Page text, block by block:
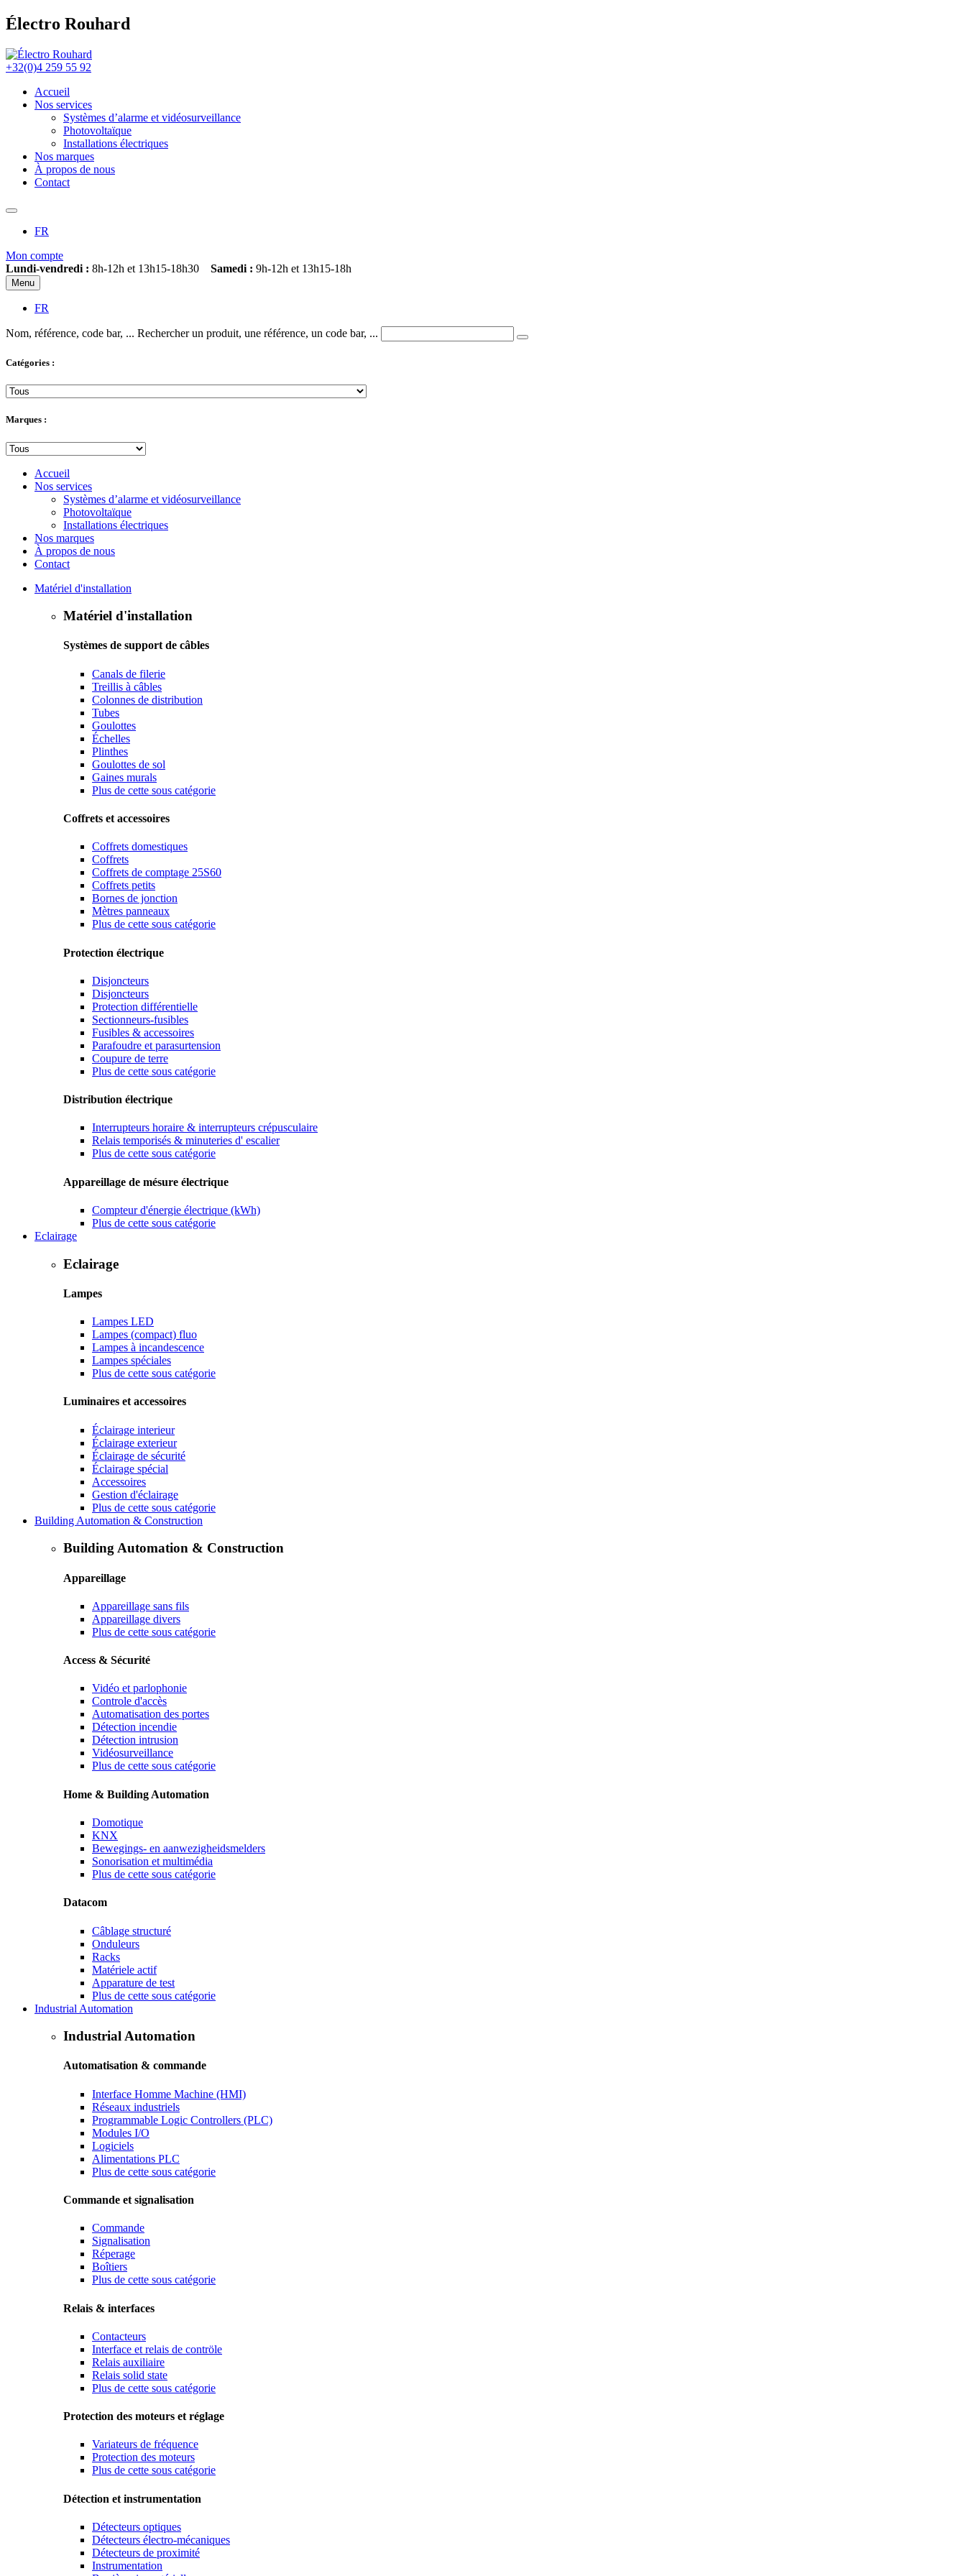
Électro Rouhard
+32(0)4 259 55 92
Accueil
Nos services
Systèmes d’alarme et vidéosurveillance
Photovoltaïque
Installations électriques
Nos marques
À propos de nous
Contact
FR
Mon compte
Lundi-vendredi : 8h-12h et 13h15-18h30 Samedi : 9h-12h et 13h15-18h
Menu
FR
Nom, référence, code bar, ... Rechercher un produit, une référence, un code bar, ...
Catégories :
Marques :
Accueil
Nos services
Systèmes d’alarme et vidéosurveillance
Photovoltaïque
Installations électriques
Nos marques
À propos de nous
Contact
Matériel d'installation
Matériel d'installation
Systèmes de support de câbles
Canals de filerie
Treillis à câbles
Colonnes de distribution
Tubes
Goulottes
Échelles
Plinthes
Goulottes de sol
Gaines murals
Plus de cette sous catégorie
Coffrets et accessoires
Coffrets domestiques
Coffrets
Coffrets de comptage 25S60
Coffrets petits
Bornes de jonction
Mètres panneaux
Plus de cette sous catégorie
Protection électrique
Disjoncteurs
Disjoncteurs
Protection différentielle
Sectionneurs-fusibles
Fusibles & accessoires
Parafoudre et parasurtension
Coupure de terre
Plus de cette sous catégorie
Distribution électrique
Interrupteurs horaire & interrupteurs crépusculaire
Relais temporisés & minuteries d' escalier
Plus de cette sous catégorie
Appareillage de mésure électrique
Compteur d'énergie électrique (kWh)
Plus de cette sous catégorie
Eclairage
Eclairage
Lampes
Lampes LED
Lampes (compact) fluo
Lampes à incandescence
Lampes spéciales
Plus de cette sous catégorie
Luminaires et accessoires
Éclairage interieur
Éclairage exterieur
Éclairage de sécurité
Éclairage spécial
Accessoires
Gestion d'éclairage
Plus de cette sous catégorie
Building Automation & Construction
Building Automation & Construction
Appareillage
Appareillage sans fils
Appareillage divers
Plus de cette sous catégorie
Access & Sécurité
Vidéo et parlophonie
Controle d'accès
Automatisation des portes
Détection incendie
Détection intrusion
Vidéosurveillance
Plus de cette sous catégorie
Home & Building Automation
Domotique
KNX
Bewegings- en aanwezigheidsmelders
Sonorisation et multimédia
Plus de cette sous catégorie
Datacom
Câblage structuré
Onduleurs
Racks
Matériele actif
Apparature de test
Plus de cette sous catégorie
Industrial Automation
Industrial Automation
Automatisation & commande
Interface Homme Machine (HMI)
Réseaux industriels
Programmable Logic Controllers (PLC)
Modules I/O
Logiciels
Alimentations PLC
Plus de cette sous catégorie
Commande et signalisation
Commande
Signalisation
Réperage
Boîtiers
Plus de cette sous catégorie
Relais & interfaces
Contacteurs
Interface et relais de contröle
Relais auxiliaire
Relais solid state
Plus de cette sous catégorie
Protection des moteurs et réglage
Variateurs de fréquence
Protection des moteurs
Plus de cette sous catégorie
Détection et instrumentation
Détecteurs optiques
Détecteurs électro-mécaniques
Détecteurs de proximité
Instrumentation